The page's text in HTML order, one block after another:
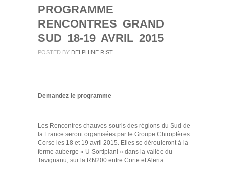
PROGRAMME
RENCONTRES GRAND
SUD 18-19 AVRIL 2015
POSTED BY DELPHINE RIST
Demandez le programme
Les Rencontres chauves-souris des régions du Sud de
la France seront organisées par le Groupe Chiroptères
Corse les 18 et 19 avril 2015. Elles se dérouleront à la
ferme auberge « U Sortipiani » dans la vallée du
Tavignanu, sur la RN200 entre Corte et Aleria.